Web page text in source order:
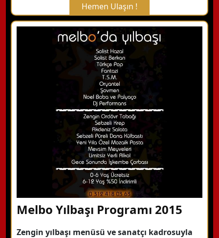
Hemen Ulaşın !
X Kapat
WhatsApp ile Bilgi Alın
Detaylı Bilgi Alın
Melbo Yılbaşı Programı 2015
Zengin yılbaşı menüsü ve sanatçı kadrosuyla